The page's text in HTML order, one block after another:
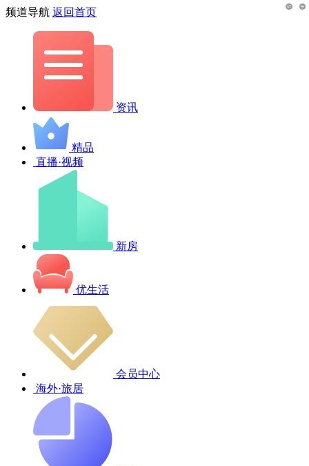
频道导航 返回首页
资讯
精品
直播·视频
新房
优生活
会员中心
海外·旅居